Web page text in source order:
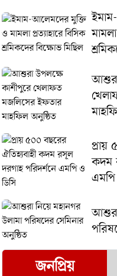
প্রায়
কদম
এমপি
জনপ্রিয়